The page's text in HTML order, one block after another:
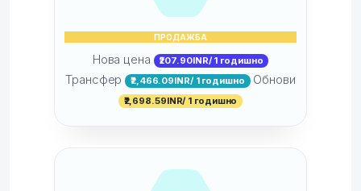
ПРОДАЖБА
Нова цена ₹207.90INR/ 1 годишно
Трансфер ₹2,466.09INR/ 1 годишно Обнови
₹2,698.59INR/ 1 годишно